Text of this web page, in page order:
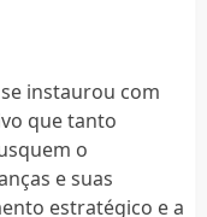
instaurou com
que tanto
o
e suas
estratégico e a